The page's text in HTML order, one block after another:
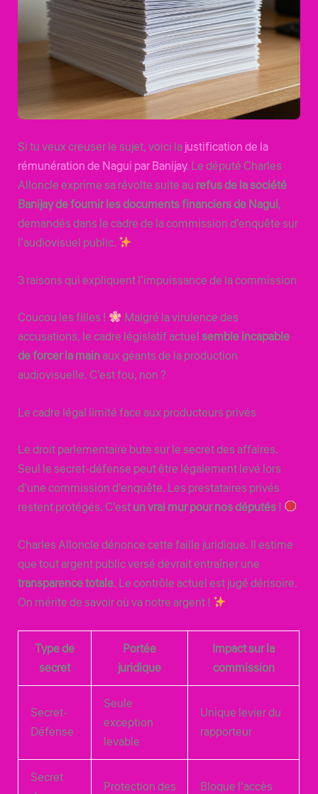
Si tu veux creuser le sujet, voici lajustification de la
rémunération de Nagui par Banijay. Le député Charles
Alloncle exprime sa révolte suite au refus de la société
Banijay de fournir les documents financiers de Nagui,
demandés dans le cadre de la commission d’enquête sur
l’audiovisuel public.
3 raisons qui expliquent l’impuissance de la commission
Coucou les filles !
Malgré la virulence des
accusations, le cadre législatif actuelsemble incapable
de forcer la mainaux géants de la production
audiovisuelle. C’est fou, non ?
Le cadre légal limité face aux producteurs privés
Le droit parlementaire bute sur le secret des affaires.
Seul le secret-défense peut être légalement levé lors
d’une commission d’enquête. Les prestataires privés
restent protégés. C’estun vrai mur pour nos députés!
Charles Alloncle dénonce cette faille juridique. Il estime
que tout argent public versé devrait entraîner une
transparence totale. Le contrôle actuel est jugé dérisoire.
On mérite de savoir où va notre argent !
Type de
secret
Portée
juridique
Impact sur la
commission
Secret-
Défense
Seule
exception
levable
Unique levier du
rapporteur
Secret
Protection des Bloque l’accès